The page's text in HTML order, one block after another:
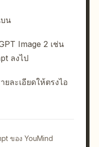
น
Image 2 เช่น
ลงไป
ละเอียดให้ตรงไอ
ของ YouMind